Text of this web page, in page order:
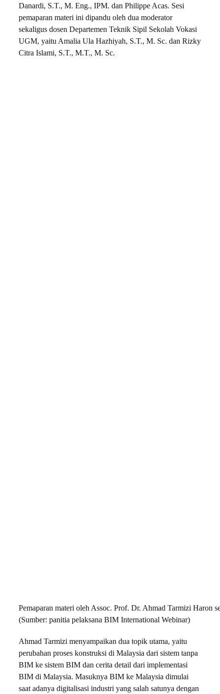
Danardi, S.T., M. Eng., IPM. dan Philippe Acas. Sesi
pemaparan materi ini dipandu oleh dua moderator
sekaligus dosen Departemen Teknik Sipil Sekolah Vokasi
UGM, yaitu Amalia Ula Hazhiyah, S.T., M. Sc. dan Rizky
Citra Islami, S.T., M.T., M. Sc.
Pemaparan materi oleh Assoc. Prof. Dr. Ahmad Tarmizi Haron
(Sumber: panitia pelaksana BIM International Webinar)
Ahmad Tarmizi menyampaikan dua topik utama, yaitu
perubahan proses konstruksi di Malaysia dari sistem tanpa
BIM ke sistem BIM dan cerita detail dari implementasi
BIM di Malaysia. Masuknya BIM ke Malaysia dimulai
saat adanya digitalisasi industri yang salah satunya dengan